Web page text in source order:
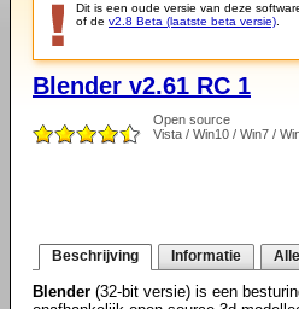
Dit is een oude versie van deze
of de v2.8 Beta (laatste beta versie)
Blender v2.61 RC 1
Open source
Vista / Win10 / Win7 /
Beschrijving Informatie
Blender (32-bit versie) is een